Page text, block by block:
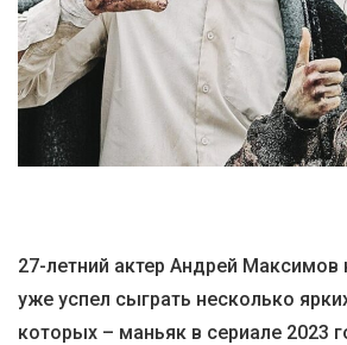
27-летний актер Андрей Максимов
уже успел сыграть несколько
которых – маньяк в сериале 2023